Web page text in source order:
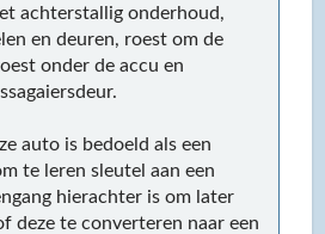
achterstallig onderhoud,
en deuren, roest om de
onder de accu en
auto is bedoeld als een
te leren sleutel aan een
hierachter is om later
deze te converteren naar een